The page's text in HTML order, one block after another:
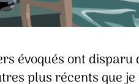
évoqués ont
plus récents que